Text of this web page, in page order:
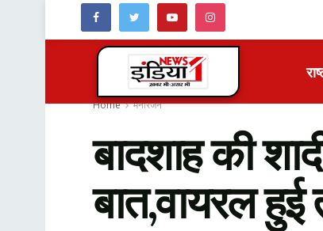
Home मनोरंजन
बादशाह की
बात,वायरल हुई